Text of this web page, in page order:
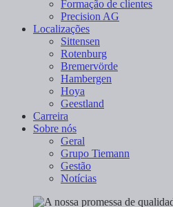
Formação de clientes
Precision AG
Localizações
Sittensen
Rotenburg
Bremervörde
Hambergen
Hoya
Geestland
Carreira
Sobre nós
Geral
Grupo Tiemann
Gestão
Notícias